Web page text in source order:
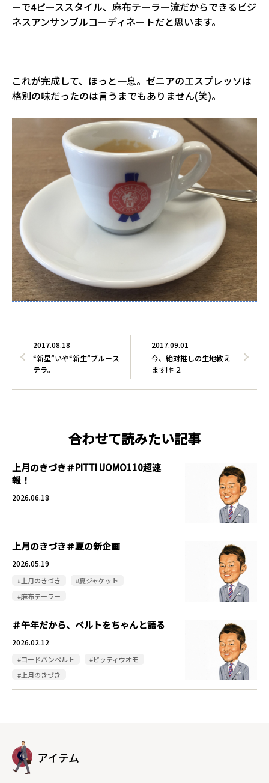
ーで4ピーススタイル、麻布テーラー流だからできるビジ
ネスアンサンブルコーディネートだと思います。
これが完成して、ほっと一息。ゼニアのエスプレッソは
格別の味だったのは言うまでもありません(笑)。
2017.09.01
今、絶対推しの生地教え
ます!♯２
2017.08.18
“新星”いや“新生”ブルース
テラ。
合わせて読みたい記事
上月のきづき＃PITTI UOMO110超速
報！
2026.06.18
上月のきづき＃夏の新企画
2026.05.19
#上月のきづき
#夏ジャケット
#麻布テーラー
＃午年だから、ベルトをちゃんと語る
2026.02.12
#コードバンベルト
#ピッティウオモ
#上月のきづき
アイテム